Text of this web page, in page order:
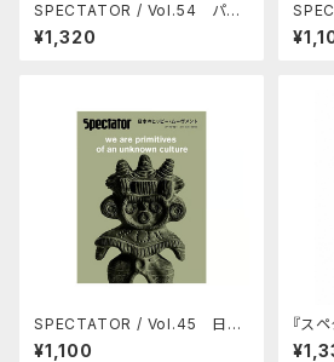
SPECTATOR / Vol.54 パン
クの正体
¥1,320
い食
SPECTATOR / Vol.45 日本
のヒッピー・ムーヴメント
¥1,100
『ス
場づ